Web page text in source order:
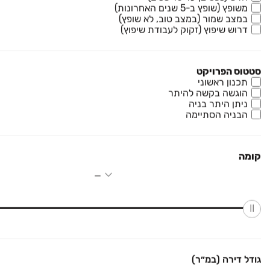
משופץ (שופץ ב-5 שנים האחרונות)
במצב שמור (במצב טוב, לא שופץ)
דרוש שיפוץ (זקוק לעבודת שיפוץ)
סטטוס הפרויקט
תכנון ראשוני
הוגשה בקשה להיתר
ניתן היתר בניה
הבניה הסתיימה
קומה
גודל דירה (במ״ר)
להמחשה
להמחשה
פרויקט חדש
להמחשה
ברקן באריאל